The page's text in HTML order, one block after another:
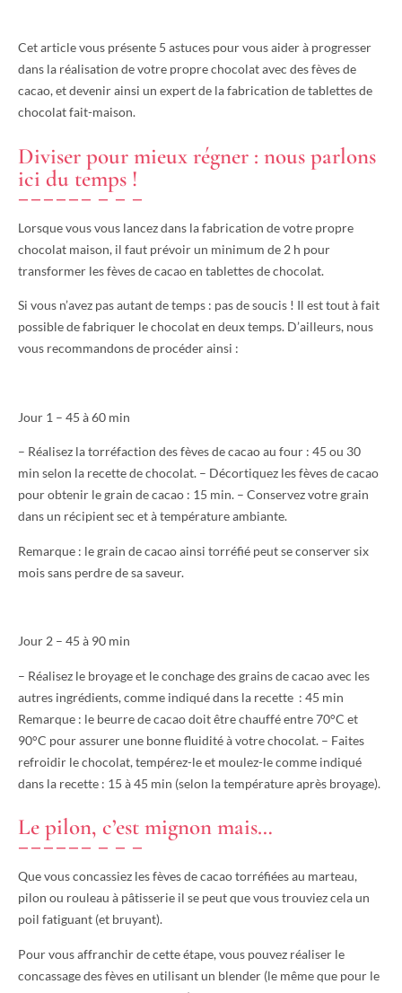
Cet article vous présente 5 astuces pour vous aider à progresser
dans la réalisation de votre propre chocolat avec des fèves de
cacao, et devenir ainsi un expert de la fabrication de tablettes de
chocolat fait-maison.
Diviser pour mieux régner : nous parlons
ici du temps !
Lorsque vous vous lancez dans la fabrication de votre propre
chocolat maison, il faut prévoir un minimum de 2 h pour
transformer les fèves de cacao en tablettes de chocolat.
Si vous n’avez pas autant de temps : pas de soucis ! Il est tout à fait
possible de fabriquer le chocolat en deux temps. D’ailleurs, nous
vous recommandons de procéder ainsi :
Jour 1 – 45 à 60 min
– Réalisez la torréfaction des fèves de cacao au four : 45 ou 30
min selon la recette de chocolat. – Décortiquez les fèves de cacao
pour obtenir le grain de cacao : 15 min. – Conservez votre grain
dans un récipient sec et à température ambiante.
Remarque : le grain de cacao ainsi torréfié peut se conserver six
mois sans perdre de sa saveur.
Jour 2 – 45 à 90 min
– Réalisez le broyage et le conchage des grains de cacao avec les
autres ingrédients, comme indiqué dans la recette : 45 min
Remarque : le beurre de cacao doit être chauffé entre 70°C et
90°C pour assurer une bonne fluidité à votre chocolat. – Faites
refroidir le chocolat, tempérez-le et moulez-le comme indiqué
dans la recette : 15 à 45 min (selon la température après broyage).
Le pilon, c’est mignon mais…
Que vous concassiez les fèves de cacao torréfiées au marteau,
pilon ou rouleau à pâtisserie il se peut que vous trouviez cela un
poil fatiguant (et bruyant).
Pour vous affranchir de cette étape, vous pouvez réaliser le
concassage des fèves en utilisant un blender (le même que pour le